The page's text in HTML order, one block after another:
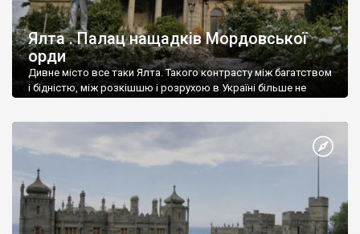
Ялта . Палац нащадків Мордовської
орди
Дивне місто все таки Ялта. Такого контрасту між багатством
і бідністю, між розкішшю і розрухою в Україні більше не